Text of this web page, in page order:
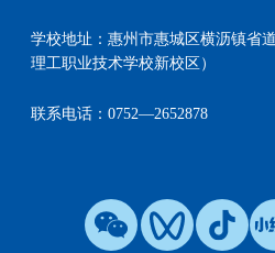
学校地址：惠州市惠城区横沥镇省
理工职业技术学校新校区）
联系电话：0752—2652878